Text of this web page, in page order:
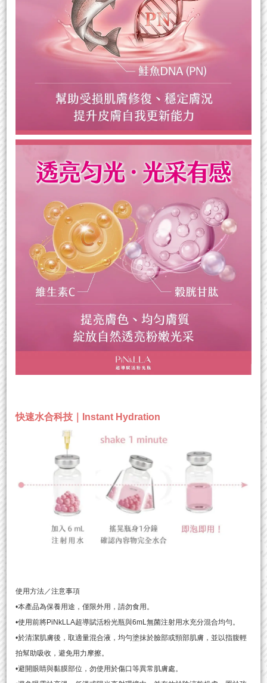
快速水合科技｜Instant Hydration
使用方法／注意事項
•本產品為保養用途，僅限外用，請勿食用。
•使用前將PiNkLLA超導賦活粉光瓶與6mL無菌注射用水充分混合均勻。
•於清潔肌膚後，取適量混合液，均勻塗抹於臉部或頸部肌膚，並以指腹輕
拍幫助吸收，避免用力摩擦。
•避開眼睛與黏膜部位，勿使用於傷口等異常肌膚處。